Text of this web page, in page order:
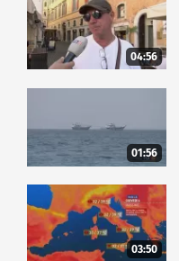
04:56
01:56
03:50